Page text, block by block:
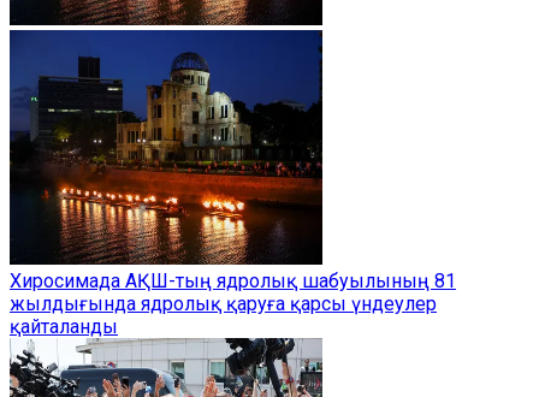
Хиросимада АҚШ-тың ядролық шабуылының 81
жылдығында ядролық қаруға қарсы үндеулер
қайталанды